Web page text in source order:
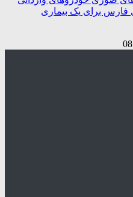
فارس برای یک بیماری